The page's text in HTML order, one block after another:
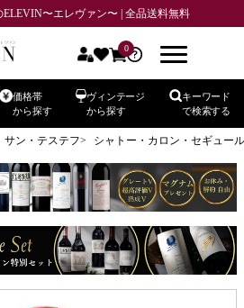
〜エレヴァン〜 | 全品送料無料
0
価格帯
から探す
ヴィンテージ
から探す
キーワード
で検索する
サン・テステフ シャトー・カロン・セギュー